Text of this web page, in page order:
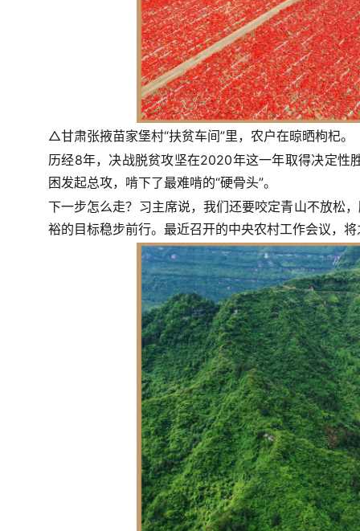
△甘肃张掖苗家堡村“扶贫车间”里，农户在晾晒枸杞。
历经8年，决战脱贫攻坚在2020年这一年取得决定性
困发起总攻， 啃下了最难啃的“硬骨头”。
下一步怎么走？习主席说，我们还要咬定青山不放松
裕的目标稳步前行。最近召开的中央农村工作会议，将